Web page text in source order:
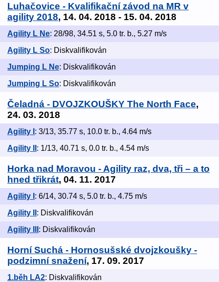
Luhačovice - Kvalifikační závod na MR v
agility 2018, 14. 04. 2018 - 15. 04. 2018
Agility L Ne: 28/98, 34.51 s, 5.0 tr. b., 5.27 m/s
Agility L So: Diskvalifikován
Jumping L Ne: Diskvalifikován
Jumping L So: Diskvalifikován
Čeladná - DVOJZKOUŠKY The North Face,
24. 03. 2018
Agility I : 3/13, 35.77 s, 10.0 tr. b., 4.64 m/s
Agility II : 1/13, 40.71 s, 0.0 tr. b., 4.54 m/s
Horka nad Moravou - Agility raz, dva, tři – a to
hned třikrát, 04. 11. 2017
Agility I : 6/14, 30.74 s, 5.0 tr. b., 4.75 m/s
Agility II : Diskvalifikován
Agility III : Diskvalifikován
Horní Suchá - Hornosušské dvojzkoušky -
podzimní snažení, 17. 09. 2017
1.běh LA2: Diskvalifikován